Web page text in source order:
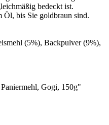
bedeckt ist.
Öl, bis Sie goldbraun sind.
(5%), Backpulver (9%),
Gogi, 150g"